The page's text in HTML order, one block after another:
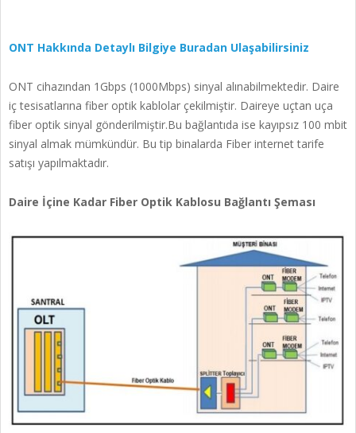
ONT Hakkında Detaylı Bilgiye Buradan Ulaşabilirsiniz
ONT cihazından 1Gbps (1000Mbps) sinyal alınabilmektedir. Daire
iç tesisatlarına fiber optik kablolar çekilmiştir. Daireye uçtan uça
fiber optik sinyal gönderilmiştir.Bu bağlantıda ise kayıpsız 100 mbit
sinyal almak mümkündür. Bu tip binalarda Fiber internet tarife
satışı yapılmaktadır.
Daire İçine Kadar Fiber Optik Kablosu Bağlantı Şeması